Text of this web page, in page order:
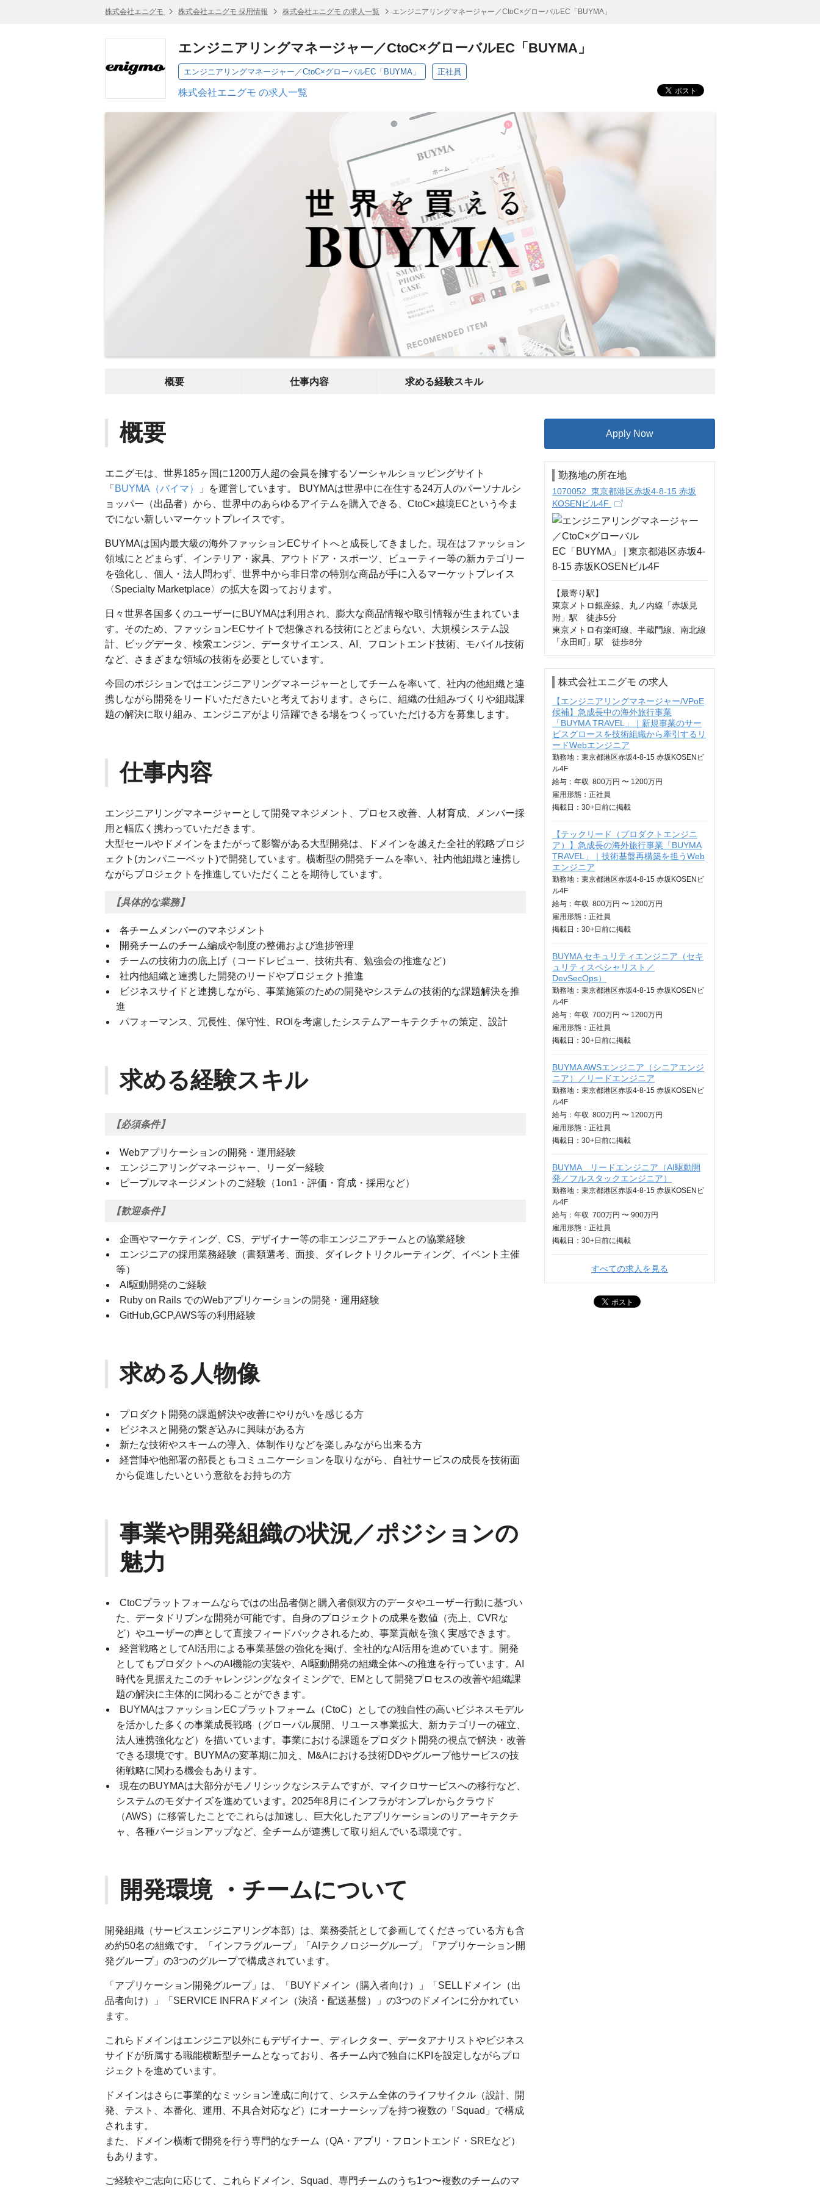
株式会社エニグモ 株式会社エニグモ 採用情報 株式会社エニグモ の求人一覧 エンジニアリングマネージャー／CtoC×グローバルEC「BUYMA」
エンジニアリングマネージャー／CtoC×グローバルEC「BUYMA」
エンジニアリングマネージャー／CtoC×グローバルEC「BUYMA」 正社員
株式会社エニグモ の求人一覧
概要 仕事内容 求める経験スキル
概要
エニグモは、世界185ヶ国に1200万人超の会員を擁するソーシャルショッピングサイト
「 BUYMA（バイマ）
」を運営しています。 BUYMAは世界中に在住する24万人のパーソナルシ
ョッパー（出品者）から、世界中のあらゆるアイテムを購入できる、CtoC×越境ECという今ま
でにない新しいマーケットプレイスです。
BUYMAは国内最大級の海外ファッションECサイトへと成長してきました。現在はファッション
領域にとどまらず、インテリア・家具、アウトドア・スポーツ、ビューティー等の新カテゴリー
を強化し、個人・法人問わず、世界中から非日常の特別な商品が手に入るマーケットプレイス
〈Specialty Marketplace〉の拡大を図っております。
日々世界各国多くのユーザーにBUYMAは利用され、膨大な商品情報や取引情報が生まれていま
す。そのため、ファッションECサイトで想像される技術にとどまらない、大規模システム設
計、ビッグデータ、検索エンジン、データサイエンス、AI、フロントエンド技術、モバイル技術
など、さまざまな領域の技術を必要としています。
今回のポジションではエンジニアリングマネージャーとしてチームを率いて、社内の他組織と連
携しながら開発をリードいただきたいと考えております。さらに、組織の仕組みづくりや組織課
題の解決に取り組み、エンジニアがより活躍できる場をつくっていただける方を募集します。
仕事内容
エンジニアリングマネージャーとして開発マネジメント、プロセス改善、人材育成、メンバー採
用と幅広く携わっていただきます。
大型セールやドメインをまたがって影響がある大型開発は、ドメインを越えた全社的戦略プロジ
ェクト(カンパニーベット)で開発しています。横断型の開発チームを率い、社内他組織と連携し
ながらプロジェクトを推進していただくことを期待しています。
【具体的な業務】
各チームメンバーのマネジメント
開発チームのチーム編成や制度の整備および進捗管理
チームの技術力の底上げ（コードレビュー、技術共有、勉強会の推進など）
社内他組織と連携した開発のリードやプロジェクト推進
ビジネスサイドと連携しながら、事業施策のための開発やシステムの技術的な課題解決を推
進
パフォーマンス、冗長性、保守性、ROIを考慮したシステムアーキテクチャの策定、設計
求める経験スキル
【必須条件】
Webアプリケーションの開発・運用経験
エンジニアリングマネージャー、リーダー経験
ピープルマネージメントのご経験（1on1・評価・育成・採用など）
【歓迎条件】
企画やマーケティング、CS、デザイナー等の非エンジニアチームとの協業経験
エンジニアの採用業務経験（書類選考、面接、ダイレクトリクルーティング、イベント主催
等）
AI駆動開発のご経験
Ruby on Rails でのWebアプリケーションの開発・運用経験
GitHub,GCP,AWS等の利用経験
求める人物像
プロダクト開発の課題解決や改善にやりがいを感じる方
ビジネスと開発の繋ぎ込みに興味がある方
新たな技術やスキームの導入、体制作りなどを楽しみながら出来る方
経営陣や他部署の部長ともコミュニケーションを取りながら、自社サービスの成長を技術面
から促進したいという意欲をお持ちの方
事業や開発組織の状況／ポジションの
魅力
CtoCプラットフォームならではの出品者側と購入者側双方のデータやユーザー行動に基づい
た、データドリブンな開発が可能です。自身のプロジェクトの成果を数値（売上、CVRな
ど）やユーザーの声として直接フィードバックされるため、事業貢献を強く実感できます。
経営戦略としてAI活用による事業基盤の強化を掲げ、全社的なAI活用を進めています。開発
としてもプロダクトへのAI機能の実装や、AI駆動開発の組織全体への推進を行っています。AI
時代を見据えたこのチャレンジングなタイミングで、EMとして開発プロセスの改善や組織課
題の解決に主体的に関わることができます。
BUYMAはファッションECプラットフォーム（CtoC）としての独自性の高いビジネスモデル
を活かした多くの事業成長戦略（グローバル展開、リユース事業拡大、新カテゴリーの確立、
法人連携強化など）を描いています。事業における課題をプロダクト開発の視点で解決・改善
できる環境です。BUYMAの変革期に加え、M&Aにおける技術DDやグループ他サービスの技
術戦略に関わる機会もあります。
現在のBUYMAは大部分がモノリシックなシステムですが、マイクロサービスへの移行など、
システムのモダナイズを進めています。2025年8月にインフラがオンプレからクラウド
（AWS）に移管したことでこれらは加速し、巨大化したアプリケーションのリアーキテクチ
ャ、各種バージョンアップなど、全チームが連携して取り組んでいる環境です。
開発環境 ・チームについて
開発組織（サービスエンジニアリング本部）は、業務委託として参画してくださっている方も含
め約50名の組織です。「インフラグループ」「AIテクノロジーグループ」「アプリケーション開
発グループ」の3つのグループで構成されています。
「アプリケーション開発グループ」は、「BUYドメイン（購入者向け）」「SELLドメイン（出
品者向け）」「SERVICE INFRAドメイン（決済・配送基盤）」の3つのドメインに分かれてい
ます。
これらドメインはエンジニア以外にもデザイナー、ディレクター、データアナリストやビジネス
サイドが所属する職能横断型チームとなっており、各チーム内で独自にKPIを設定しながらプロ
ジェクトを進めています。
ドメインはさらに事業的なミッション達成に向けて、システム全体のライフサイクル（設計、開
発、テスト、本番化、運用、不具合対応など）にオーナーシップを持つ複数の「Squad」で構成
されます。
また、ドメイン横断で開発を行う専門的なチーム（QA・アプリ・フロントエンド・SREなど）
もあります。
ご経験やご志向に応じて、これらドメイン、Squad、専門チームのうち1つ〜複数のチームのマ
Apply Now
勤務地の所在地
1070052 東京都港区赤坂4-8-15 赤坂
KOSENビル4F
【最寄り駅】
東京メトロ銀座線、丸ノ内線「赤坂見
附」駅　徒歩5分
東京メトロ有楽町線、半蔵門線、南北線
「永田町」駅　徒歩8分
株式会社エニグモ の求人
【エンジニアリングマネージャー/VPoE
候補】急成長中の海外旅行事業
「BUYMA TRAVEL」｜新規事業のサー
ビスグロースを技術組織から牽引するリ
ードWebエンジニア
勤務地：東京都港区赤坂4-8-15 赤坂KOSENビ
ル4F
給与： 年収 800万円 〜 1200万円
雇用形態：正社員
掲載日： 30+日 前に掲載
【テックリード（プロダクトエンジニ
ア）】急成長の海外旅行事業「BUYMA
TRAVEL」｜技術基盤再構築を担うWeb
エンジニア
勤務地：東京都港区赤坂4-8-15 赤坂KOSENビ
ル4F
給与： 年収 800万円 〜 1200万円
雇用形態：正社員
掲載日： 30+日 前に掲載
BUYMA セキュリティエンジニア（セキ
ュリティスペシャリスト／
DevSecOps）
勤務地：東京都港区赤坂4-8-15 赤坂KOSENビ
ル4F
給与： 年収 700万円 〜 1200万円
雇用形態：正社員
掲載日： 30+日 前に掲載
BUYMA AWSエンジニア（シニアエンジ
ニア）／リードエンジニア
勤務地：東京都港区赤坂4-8-15 赤坂KOSENビ
ル4F
給与： 年収 800万円 〜 1200万円
雇用形態：正社員
掲載日： 30+日 前に掲載
BUYMA リードエンジニア（AI駆動開
発／フルスタックエンジニア）
勤務地：東京都港区赤坂4-8-15 赤坂KOSENビ
ル4F
給与： 年収 700万円 〜 900万円
雇用形態：正社員
掲載日： 30+日 前に掲載
すべての求人を見る